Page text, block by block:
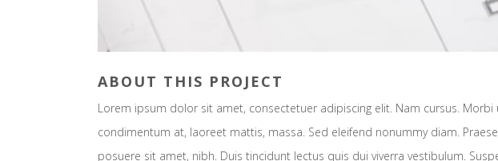
ABOUT THIS PROJECT
Lorem ipsum dolor sit amet, consectetuer adipiscing elit. Nam cursus. Morbi
condimentum at, laoreet mattis, massa. Sed eleifend nonummy diam.
posuere sit amet, nibh. Duis tincidunt lectus quis dui viverra vestibulum.